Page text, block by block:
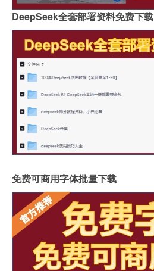
DeepSeek全套部署资料免费下载
免费可商用字体批量下载